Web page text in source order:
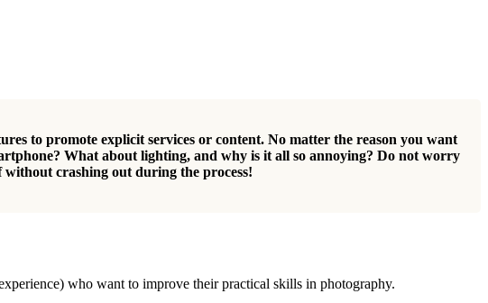
to promote explicit services or content. No matter the reason you want
What about lighting, and why is it all so annoying? Do not worry
crashing out during the process!
who want to improve their practical skills in photography.